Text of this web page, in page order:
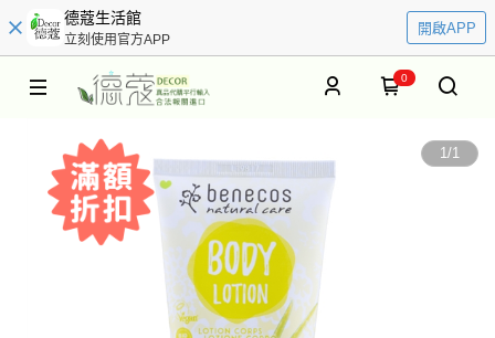
德蔻生活館
立刻使用官方APP
開啟APP
0
1/1